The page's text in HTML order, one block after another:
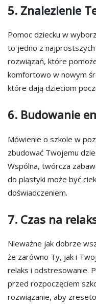
5. Znalezienie
Pomoc dziecku w
to jedno z
rozwiązań, które
komfortowo w nowym
które dają dzieciom
6. Budowanie
Mówienie o szkole w
zbudować Twojemu
Wspólna, twórcza
do plastyki może być
doświadczeniem.
7. Czas na
Nieważne jak dobrze
że zarówno Ty, jak i
relaks i odstresowanie.
przed rozpoczęciem
rozwiązanie, aby